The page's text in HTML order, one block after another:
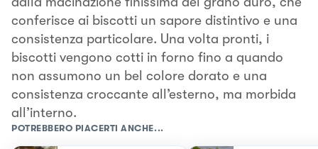
conferisce ai biscotti un sapore distintivo e una
consistenza particolare. Una volta pronti, i
biscotti vengono cotti in forno fino a quando
non assumono un bel colore dorato e una
consistenza croccante all’esterno, ma morbida
all’interno.
POTREBBERO PIACERTI ANCHE...